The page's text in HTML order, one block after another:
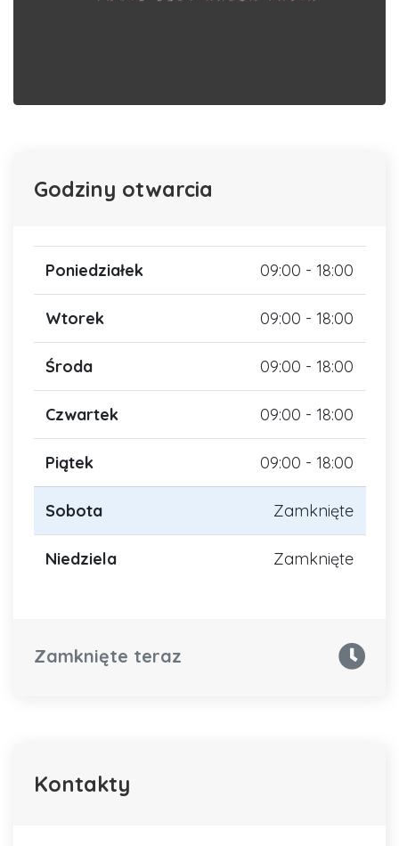
Godziny otwarcia
Poniedziałek 09:00 - 18:00
Wtorek 09:00 - 18:00
Środa 09:00 - 18:00
Czwartek 09:00 - 18:00
Piątek 09:00 - 18:00
Sobota Zamknięte
Niedziela Zamknięte
Zamknięte teraz
Kontakty